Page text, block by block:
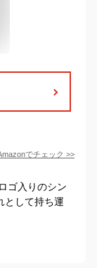
でチェック >>
ゴ入りのシン
として持ち運